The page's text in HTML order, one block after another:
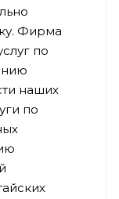
Фирма
по
наших
по